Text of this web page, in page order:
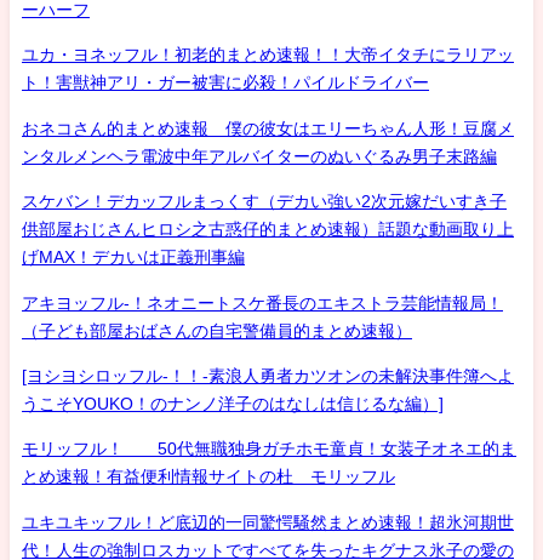
ーハーフ
ユカ・ヨネッフル！初老的まとめ速報！！大帝イタチにラリアッ
ト！害獣神アリ・ガー被害に必殺！パイルドライバー
おネコさん的まとめ速報 僕の彼女はエリーちゃん人形！豆腐メ
ンタルメンヘラ電波中年アルバイターのぬいぐるみ男子末路編
スケバン！デカッフルまっくす（デカい強い2次元嫁だいすき子
供部屋おじさんヒロシ之古惑仔的まとめ速報）話題な動画取り上
げMAX！デカいは正義刑事編
アキヨッフル-！ネオニートスケ番長のエキストラ芸能情報局！
（子ども部屋おばさんの自宅警備員的まとめ速報）
[ヨシヨシロッフル-！！-素浪人勇者カツオンの未解決事件簿へよ
うこそYOUKO！のナンノ洋子のはなしは信じるな編）]
モリッフル！ 50代無職独身ガチホモ童貞！女装子オネエ的ま
とめ速報！有益便利情報サイトの杜 モリッフル
ユキユキッフル！ど底辺的一同驚愕騒然まとめ速報！超氷河期世
代！人生の強制ロスカットですべてを失ったキグナス氷子の愛の